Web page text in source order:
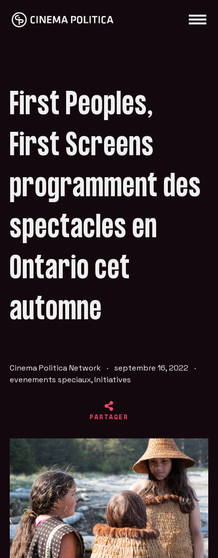
First Peoples,
First Screens
programment des
spectacles en
Ontario cet
automne
Cinema Politica Network · septembre 16, 2022
·
evenements speciaux,Initiatives
PARTAGER